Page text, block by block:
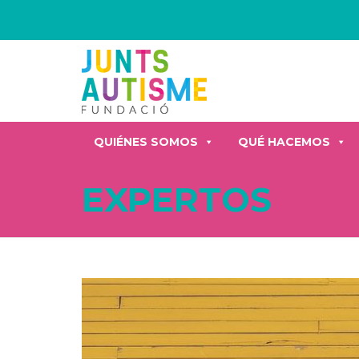
QUIÉNES SOMOS QUÉ HACEMOS
EXPERTOS